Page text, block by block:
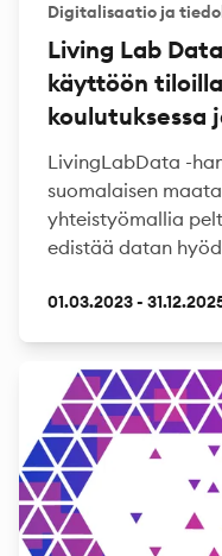
Digitalisaatio ja
Living Lab
käyttöön
koulutuksessa
LivingLabData -
suomalaisen
yhteistyömallia
edistää datan
01.03.2023 -